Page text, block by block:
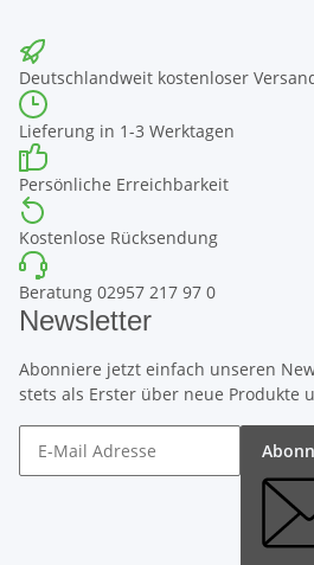
Deutschlandweit kostenloser
Lieferung in 1-3 Werktagen
Persönliche Erreichbarkeit
Kostenlose Rücksendung
Beratung 02957 217 97 0
Newsletter
Abonniere jetzt einfach unseren
stets als Erster über neue Produkte